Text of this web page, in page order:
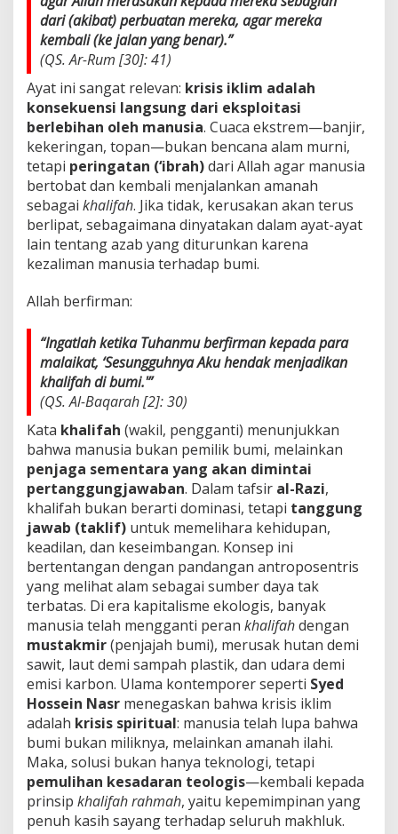
dari (akibat) perbuatan mereka, agar mereka
kembali (ke jalan yang benar).”
(QS. Ar-Rum [30]: 41)
Ayat ini sangat relevan: krisis iklim adalah
konsekuensi langsung dari eksploitasi
berlebihan oleh manusia. Cuaca ekstrem—banjir,
kekeringan, topan—bukan bencana alam murni,
tetapi peringatan (‘ibrah)dari Allah agar manusia
bertobat dan kembali menjalankan amanah
sebagai khalifah. Jika tidak, kerusakan akan terus
berlipat, sebagaimana dinyatakan dalam ayat-ayat
lain tentang azab yang diturunkan karena
kezaliman manusia terhadap bumi.
Allah berfirman:
“Ingatlah ketika Tuhanmu berfirman kepada para
malaikat, ‘Sesungguhnya Aku hendak menjadikan
khalifah di bumi.'”
(QS. Al-Baqarah [2]: 30)
Kata khalifah (wakil, pengganti) menunjukkan
bahwa manusia bukan pemilik bumi, melainkan
penjaga sementara yang akan dimintai
pertanggungjawaban. Dalam tafsir al-Razi,
khalifah bukan berarti dominasi, tetapi tanggung
jawab (taklif) untuk memelihara kehidupan,
keadilan, dan keseimbangan. Konsep ini
bertentangan dengan pandangan antroposentris
yang melihat alam sebagai sumber daya tak
terbatas. Di era kapitalisme ekologis, banyak
manusia telah mengganti peran khalifahdengan
mustakmir(penjajah bumi), merusak hutan demi
sawit, laut demi sampah plastik, dan udara demi
emisi karbon. Ulama kontemporer seperti Syed
Hossein Nasr menegaskan bahwa krisis iklim
adalah krisis spiritual: manusia telah lupa bahwa
bumi bukan miliknya, melainkan amanah ilahi.
Maka, solusi bukan hanya teknologi, tetapi
pemulihan kesadaran teologis—kembali kepada
prinsip khalifah rahmah, yaitu kepemimpinan yang
penuh kasih sayang terhadap seluruh makhluk.